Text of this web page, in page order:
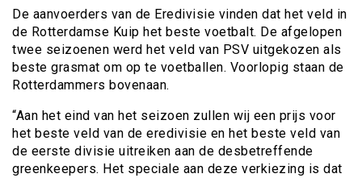
De aanvoerders van de Eredivisie vinden dat het veld in
de Rotterdamse Kuip het beste voetbalt. De afgelopen
twee seizoenen werd het veld van PSV uitgekozen als
beste grasmat om op te voetballen. Voorlopig staan de
Rotterdammers bovenaan.
“Aan het eind van het seizoen zullen wij een prijs voor
het beste veld van de eredivisie en het beste veld van
de eerste divisie uitreiken aan de desbetreffende
greenkeepers. Het speciale aan deze verkiezing is dat